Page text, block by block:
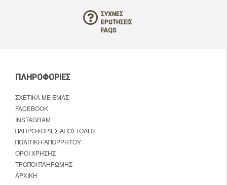
ΣΥΧΝΈΣ
ΕΡΩΤΉΣΕΙΣ
FAQS
ΠΛΗΡΟΦΟΡΊΕΣ
ΣΧΕΤΙΚΆ ΜΕ ΕΜΆΣ
FACEBOOK
INSTAGRAM
ΠΛΗΡΟΦΟΡΊΕΣ ΑΠΟΣΤΟΛΉΣ
ΠΟΛΙΤΙΚΉ ΑΠΟΡΡΉΤΟΥ
ΌΡΟΙ ΧΡΉΣΗΣ
ΤΡΌΠΟΙ ΠΛΗΡΩΜΉΣ
ΑΡΧΙΚΉ